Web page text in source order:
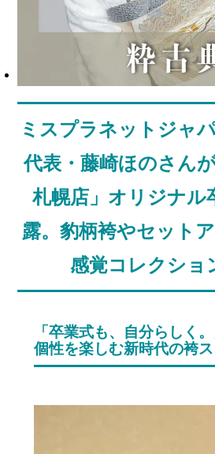
ミスプラネットジャ
代表・藤崎ほのさん
札幌店」オリジナル
露。豹柄袴やセット
感覚コレクショ
「卒業式も、自分らしく
個性を楽しむ新時代の袴